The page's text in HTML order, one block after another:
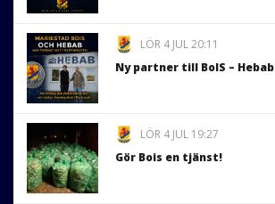
LÖR 4 JUL 20:11
Ny partner till BoIS – Hebab
LÖR 4 JUL 19:27
Gör Bois en tjänst!